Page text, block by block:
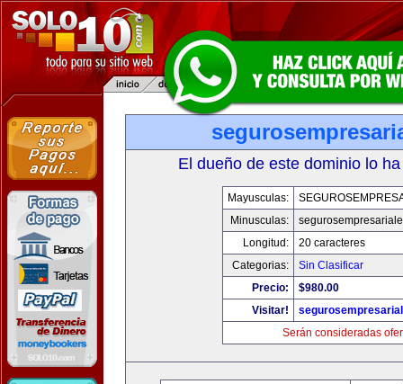
El dueño de este dominio lo
Mayusculas:
Minusculas:
Longitud:
20 caracteres
Categorias:
Sin Clasificar
Precio:
$980.00
Visitar!
Serán consideradas